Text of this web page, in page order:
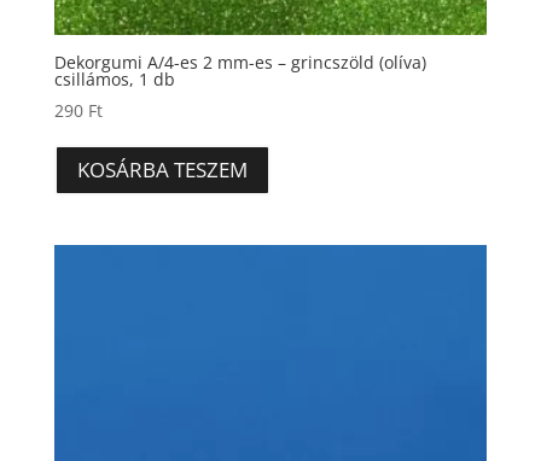
Dekorgumi A/4-es 2 mm-es – grincszöld (olíva)
csillámos, 1 db
290 Ft
KOSÁRBA TESZEM